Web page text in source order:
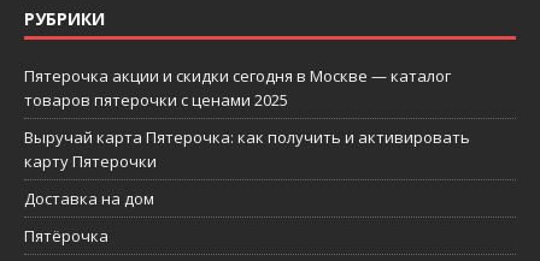
РУБРИКИ
Пятерочка акции и скидки сегодня в Москве — каталог
товаров пятерочки с ценами 2025
Выручай карта Пятерочка: как получить и активировать
карту Пятерочки
Доставка на дом
Пятёрочка